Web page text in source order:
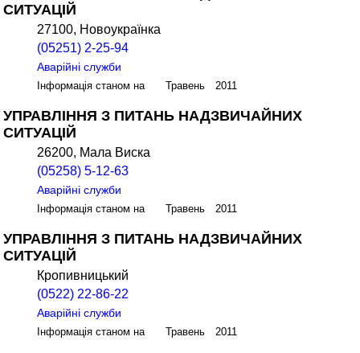
СИТУАЦІЙ
27100, Новоукраїнка
(05251) 2-25-94
Аварійні служби
Інформація станом на Травень 2011
УПРАВЛІННЯ З ПИТАНЬ НАДЗВИЧАЙНИХ
СИТУАЦІЙ
26200, Мала Виска
(05258) 5-12-63
Аварійні служби
Інформація станом на Травень 2011
УПРАВЛІННЯ З ПИТАНЬ НАДЗВИЧАЙНИХ
СИТУАЦІЙ
Кропивницький
(0522) 22-86-22
Аварійні служби
Інформація станом на Травень 2011